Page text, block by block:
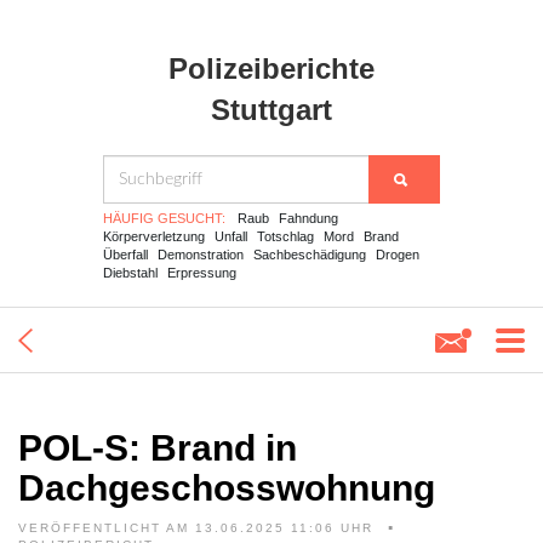
Polizeiberichte
Stuttgart
HÄUFIG GESUCHT: Raub
Fahndung
Körperverletzung
Unfall Totschlag Mord
Brand
Überfall
Demonstration Sachbeschädigung
Drogen
Diebstahl
Erpressung
POL-S: Brand in
Dachgeschosswohnung
VERÖFFENTLICHT AM 13.06.2025 11:06 UHR